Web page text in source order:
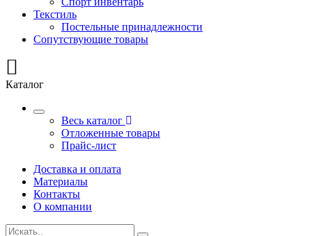
Текстиль
Постельные принадлежности
Сопутствующие товары
Каталог
Весь каталог
Отложенные товары
Прайс-лист
Доставка и оплата
Материалы
Контакты
О компании